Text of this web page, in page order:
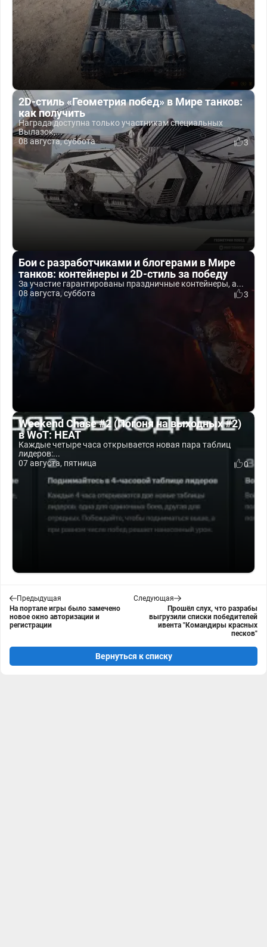
2D-стиль «Геометрия побед» в Мире танков:
как получить
Награда доступна только участникам специальных
Вылазок,...
08 августа, суббота
3
Бои с разработчиками и блогерами в Мире
танков: контейнеры и 2D-стиль за победу
За участие гарантированы праздничные контейнеры, а...
08 августа, суббота
3
Weekend Chase #2 (Погоня на выходных #2)
в WoT: HEAT
Каждые четыре часа открывается новая пара таблиц
лидеров:...
07 августа, пятница
0
Предыдущая
На портале игры было замечено
новое окно авторизации и
регистрации
Следующая
Прошёл слух, что разрабы
выгрузили списки победителей
ивента "Командиры красных
песков"
Вернуться к списку